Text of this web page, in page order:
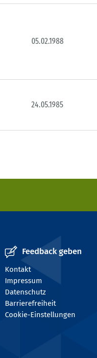
05.02.1988
24.05.1985
Feedback geben
Kontakt
Impressum
Datenschutz
Barrierefreiheit
Cookie-Einstellungen